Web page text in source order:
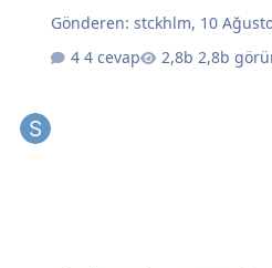
Gönderen:stckhlm, 10
4 cevap
2,8b